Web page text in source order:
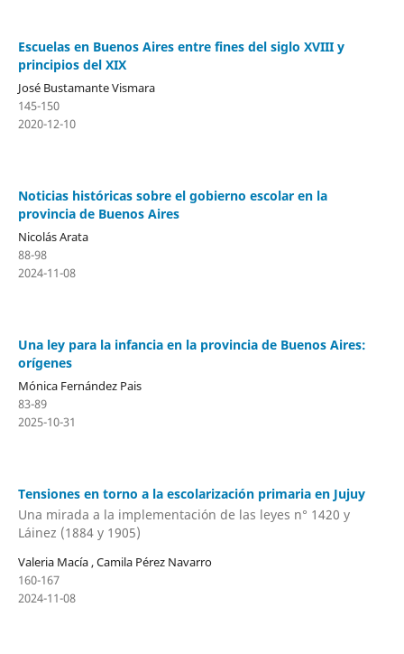
Escuelas en Buenos Aires entre fines del siglo XVIII y
principios del XIX
José Bustamante Vismara
145-150
2020-12-10
Noticias históricas sobre el gobierno escolar en la
provincia de Buenos Aires
Nicolás Arata
88-98
2024-11-08
Una ley para la infancia en la provincia de Buenos Aires:
orígenes
Mónica Fernández Pais
83-89
2025-10-31
Tensiones en torno a la escolarización primaria en Jujuy
Una mirada a la implementación de las leyes n° 1420 y
Láinez (1884 y 1905)
Valeria Macía , Camila Pérez Navarro
160-167
2024-11-08